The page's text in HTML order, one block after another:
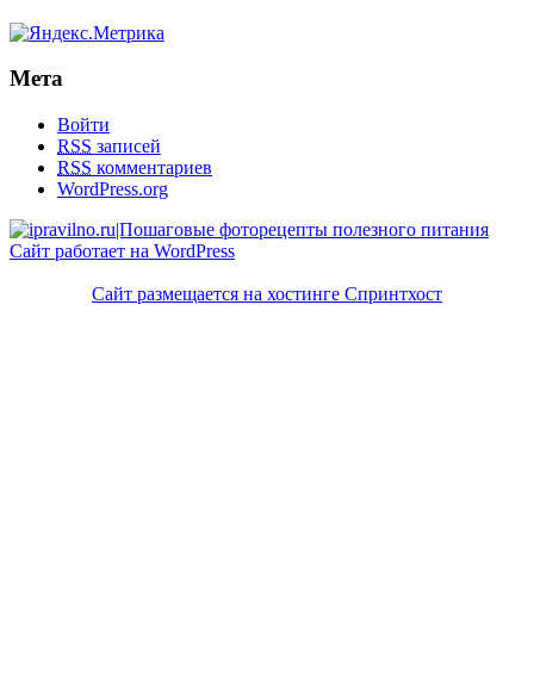
Мета
Войти
RSS записей
RSS комментариев
WordPress.org
Сайт работает на WordPress
Сайт размещается на хостинге Спринтхост